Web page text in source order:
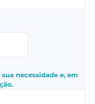
necessidade e, em